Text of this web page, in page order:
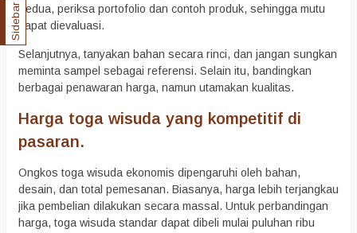
Kedua, periksa portofolio dan contoh produk, sehingga mutu
dapat dievaluasi.
Selanjutnya, tanyakan bahan secara rinci, dan jangan sungkan
meminta sampel sebagai referensi. Selain itu, bandingkan
berbagai penawaran harga, namun utamakan kualitas.
Harga toga wisuda yang kompetitif di
pasaran.
Ongkos toga wisuda ekonomis dipengaruhi oleh bahan,
desain, dan total pemesanan. Biasanya, harga lebih terjangkau
jika pembelian dilakukan secara massal. Untuk perbandingan
harga, toga wisuda standar dapat dibeli mulai puluhan ribu
Sidebar